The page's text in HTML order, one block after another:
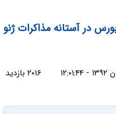
در آستانه مذاکرات ژنو
۲۰۱۶ بازدید